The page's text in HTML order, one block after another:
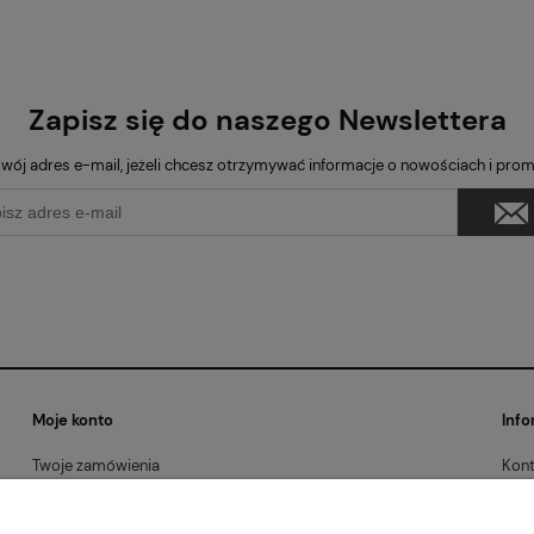
Zapisz się do naszego Newslettera
adres e-mail, jeżeli chcesz otrzymywać informacje o nowościach i
Moje konto
Twoje zamówienia